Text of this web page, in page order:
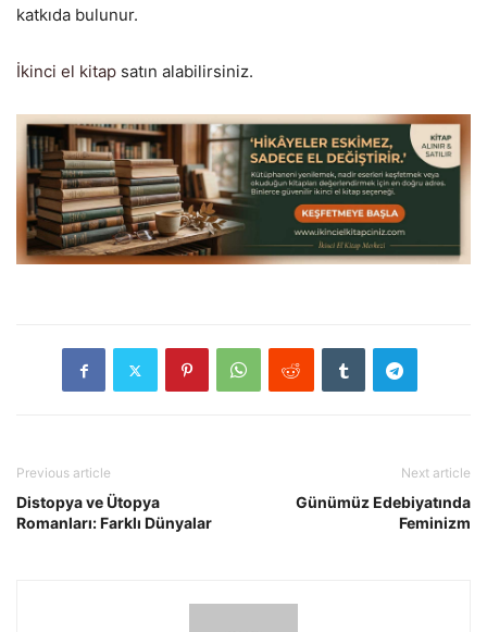
katkıda bulunur.
İkinci el kitap satın alabilirsiniz.
Previous article
Distopya ve Ütopya
Romanları: Farklı Dünyalar
Next article
Günümüz Edebiyatında
Feminizm